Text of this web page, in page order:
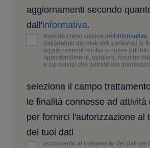
aggiornamenti secondo
dall'informativa.
Avendo preso visione dell'informativa
trattamento dei miei dati personali al
aggiornamenti relativi a nuove
approfondimenti, opinioni, ricerche
e sui servizi che potrebbero
seleziona il campo
le finalità connesse ad attività
per fornirci l'autorizzazione al
dei tuoi dati
acconsento al trattamento dei dati per